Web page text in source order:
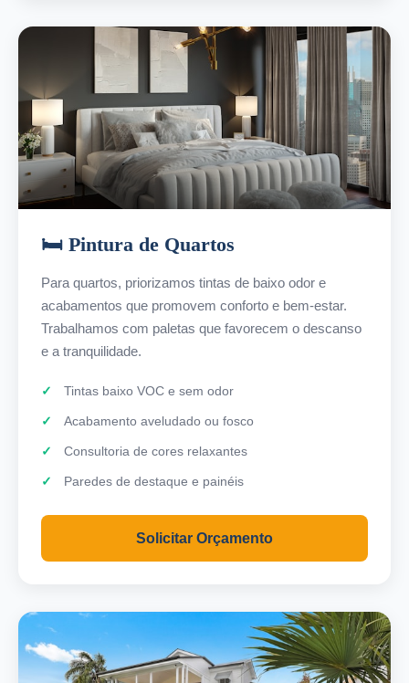
🛏️ Pintura de Quartos
Para quartos, priorizamos tintas de baixo odor e
acabamentos que promovem conforto e bem-estar.
Trabalhamos com paletas que favorecem o descanso
e a tranquilidade.
Tintas baixo VOC e sem odor
Acabamento aveludado ou fosco
Consultoria de cores relaxantes
Paredes de destaque e painéis
Solicitar Orçamento